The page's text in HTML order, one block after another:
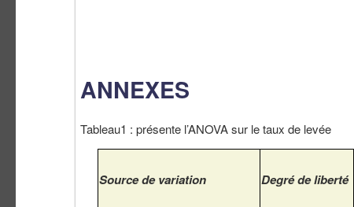
ANNEXES
Tableau1 : présente l’ANOVA sur le taux de levée
Source de variation Degré de liberté